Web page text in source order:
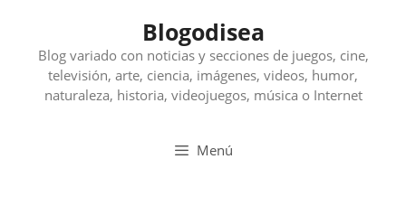
contenido
Blogodisea
Blog variado con noticias y secciones de juegos, cine,
televisión, arte, ciencia, imágenes, videos, humor,
naturaleza, historia, videojuegos, música o Internet
Menú